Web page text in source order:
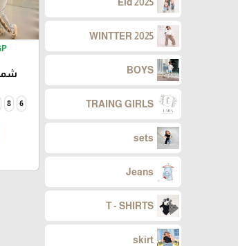
WINTTER 2025
BOYS
TRAING GIRLS
sets
Jeans
T - SHIRTS
skirt
6
8